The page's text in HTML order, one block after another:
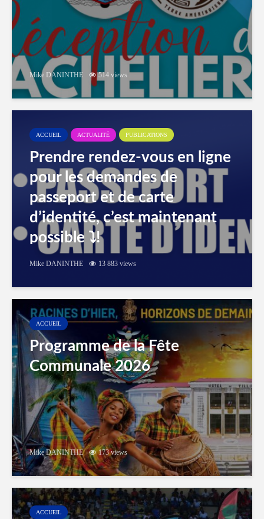
Mike DANINTHE 514 views
ACCUEIL ACTUALITÉ PUBLICATIONS
Prendre rendez-vous en ligne
pour les demandes de
passeport et de carte
d’identité, c’est maintenant
possible ⤵️!
Mike DANINTHE 13 883 views
ACCUEIL
Programme de la Fête
Communale 2026
Mike DANINTHE 173 views
ACCUEIL